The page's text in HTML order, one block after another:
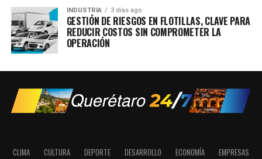
INDUSTRIA 3 días ago
GESTIÓN DE RIESGOS EN FLOTILLAS, CLAVE PARA
REDUCIR COSTOS SIN COMPROMETER LA
OPERACIÓN
CLIMA CULTURA DEPORTE DESARROLLO ECONOMÍA
EMPRESAS